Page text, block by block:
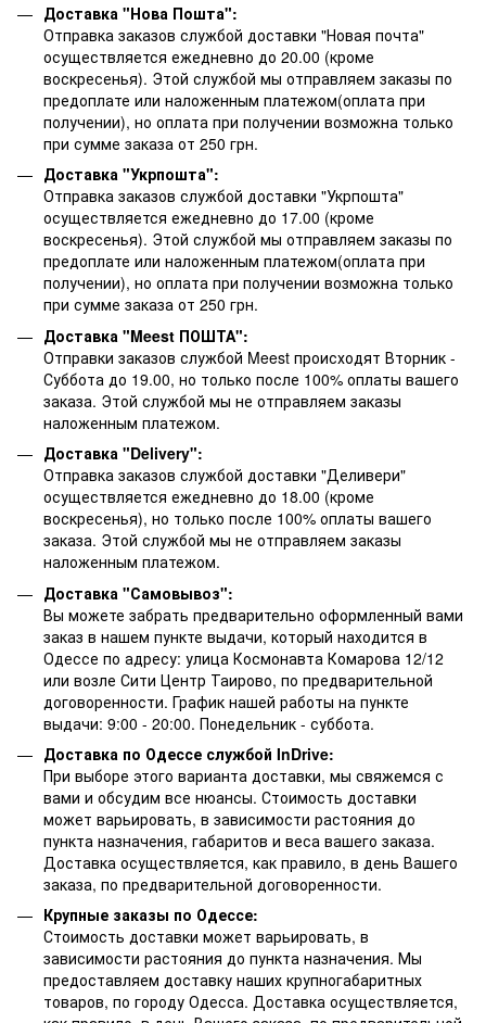
Доставка "Нова Пошта":
Отправка заказов службой доставки "Новая почта"
осуществляется ежедневно до 20.00 (кроме
воскресенья). Этой службой мы отправляем заказы по
предоплате или наложенным платежом(оплата при
получении), но оплата при получении возможна только
при сумме заказа от 250 грн.
Доставка "Укрпошта":
Отправка заказов службой доставки "Укрпошта"
осуществляется ежедневно до 17.00 (кроме
воскресенья). Этой службой мы отправляем заказы по
предоплате или наложенным платежом(оплата при
получении), но оплата при получении возможна только
при сумме заказа от 250 грн.
Доставка "Meest ПОШТА":
Отправки заказов службой Meest происходят Вторник -
Суббота до 19.00, но только после 100% оплаты вашего
заказа. Этой службой мы не отправляем заказы
наложенным платежом.
Доставка "Delivery":
Отправка заказов службой доставки "Деливери"
осуществляется ежедневно до 18.00 (кроме
воскресенья), но только после 100% оплаты вашего
заказа. Этой службой мы не отправляем заказы
наложенным платежом.
Доставка "Самовывоз":
Вы можете забрать предварительно оформленный вами
заказ в нашем пункте выдачи, который находится в
Одессе по адресу: улица Космонавта Комарова 12/12
или возле Сити Центр Таирово, по предварительной
договоренности. График нашей работы на пункте
выдачи: 9:00 - 20:00. Понедельник - суббота.
Доставка по Одессе службой InDrive:
При выборе этого варианта доставки, мы свяжемся с
вами и обсудим все нюансы. Стоимость доставки
может варьировать, в зависимости растояния до
пункта назначения, габаритов и веса вашего заказа.
Доставка осуществляется, как правило, в день Вашего
заказа, по предварительной договоренности.
Крупные заказы по Одессе:
Стоимость доставки может варьировать, в
зависимости растояния до пункта назначения. Мы
предоставляем доставку наших крупногабаритных
товаров, по городу Одесса. Доставка осуществляется,